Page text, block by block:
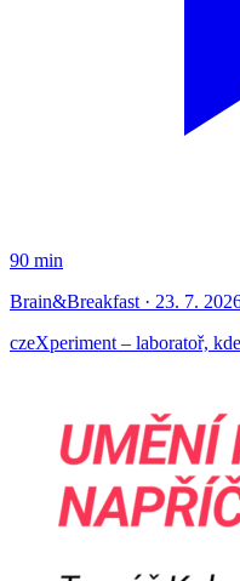
90 min
Brain&Breakfast · 23. 7.
czeXperiment – laboratoř,